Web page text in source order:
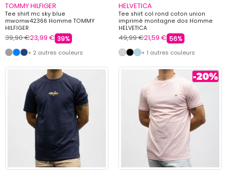
TOMMY HILFIGER
Tee shirt mc sky blue
mwomw42366 Homme TOMMY
HILFIGER
39,90 €23,99 € 39%
+ 2 autres couleurs
HELVETICA
Tee shirt col rond coton union
imprimé montagne dos Homme
HELVETICA
49,99 €21,59 € 56%
+ 1 autres couleurs